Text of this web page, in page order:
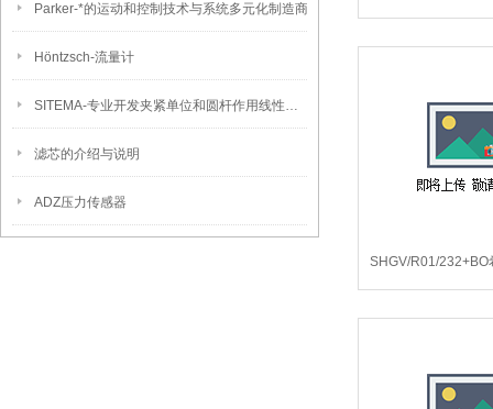
Parker-*的运动和控制技术与系统多元化制造商
Höntzsch-流量计
SITEMA-专业开发夹紧单位和圆杆作用线性制动器的生产厂商。
滤芯的介绍与说明
ADZ压力传感器
SCHMERSAL自动控
SHGV/R01/232+BO
荐SCHMERSAL